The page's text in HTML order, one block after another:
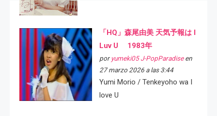
「HQ」森尾由美 天気予報は I
Luv U 1983年
por yumeki05 J-PopParadiseen
27 marzo 2026 a las 3:44
Yumi Morio / Tenkeyoho wa I
love U